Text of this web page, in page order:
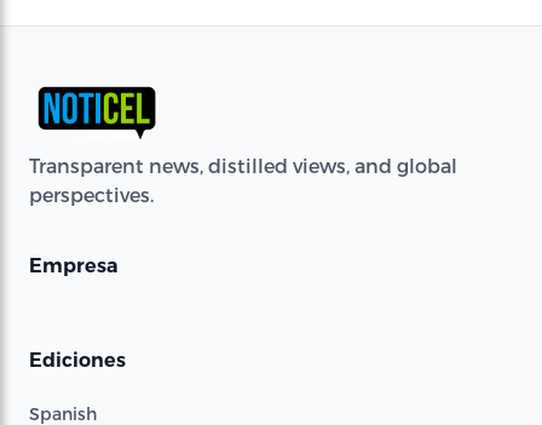
Transparent news, distilled views, and global
perspectives.
Empresa
Ediciones
Spanish